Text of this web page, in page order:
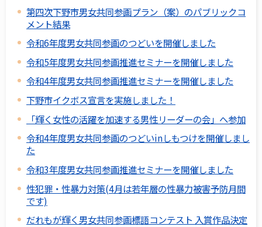
第四次下野市男女共同参画プラン（案）のパブリックコ
メント結果
令和6年度男女共同参画のつどいを開催しました
令和5年度男女共同参画推進セミナーを開催しました
令和4年度男女共同参画推進セミナーを開催しました
下野市イクボス宣言を実施しました！
「輝く女性の活躍を加速する男性リーダーの会」へ参加
令和4年度男女共同参画のつどいinしもつけを開催しまし
た
令和3年度男女共同参画推進セミナーを開催しました
性犯罪・性暴力対策(4月は若年層の性暴力被害予防月間
です)
だれもが輝く男女共同参画標語コンテスト 入賞作品決定